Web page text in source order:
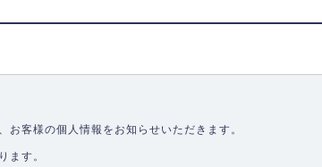
客様の個人情報をお知らせいただきます。
ます。